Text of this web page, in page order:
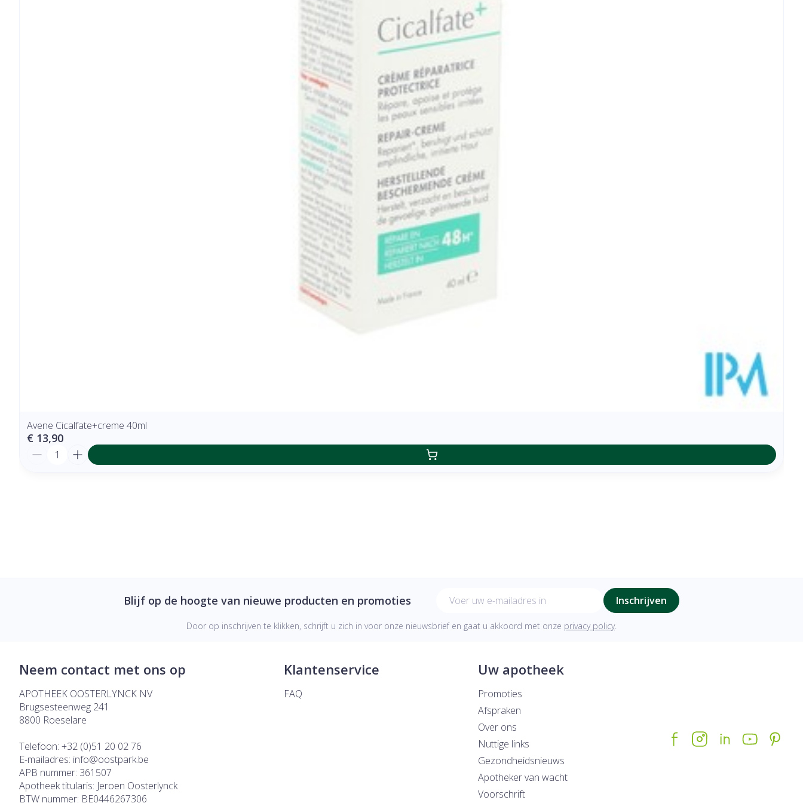
Avene Cicalfate+creme 40ml
€ 13,90
Aantal
Blijf op de hoogte van nieuwe producten en promoties Inschrijven
Door op inschrijven te klikken, schrijft u zich in voor onze nieuwsbrief en gaat u akkoord met onze privacy policy.
Neem contact met ons op
APOTHEEK OOSTERLYNCK NV
Brugsesteenweg 241
8800 Roeselare
Telefoon: +32 (0)51 20 02 76
E-mailadres: info@oostpark.be
APB nummer: 361507
Apotheek titularis: Jeroen Oosterlynck
BTW nummer: BE0446267306
Klantenservice
FAQ
Uw apotheek
Promoties
Afspraken
Over ons
Nuttige links
Gezondheidsnieuws
Apotheker van wacht
Voorschrift